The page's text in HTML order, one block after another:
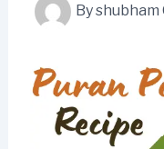
Byshubham